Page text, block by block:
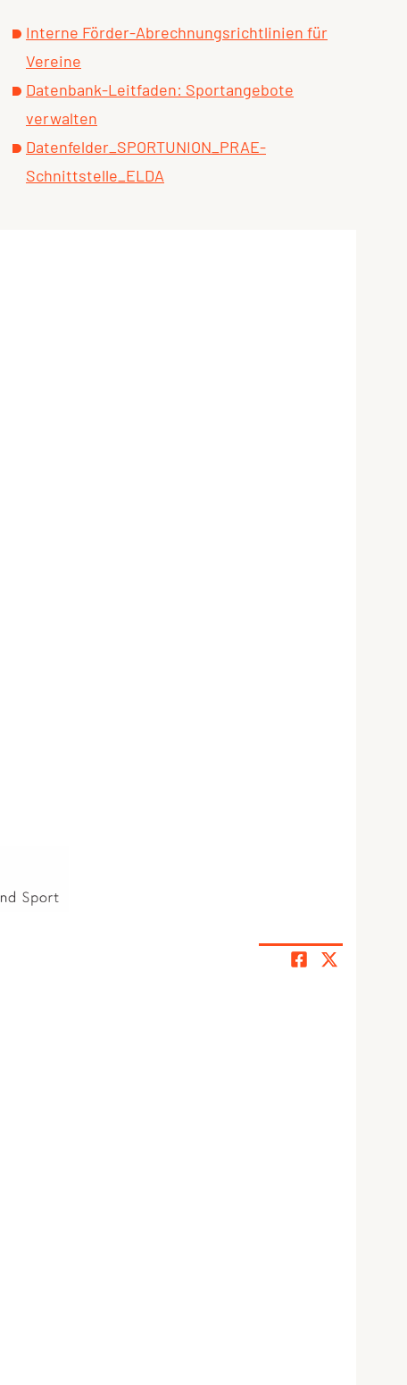
Interne Förder-Abrechnungsrichtlinien für
Vereine
Datenbank-Leitfaden: Sportangebote
verwalten
Datenfelder_SPORTUNION_PRAE-
Schnittstelle_ELDA